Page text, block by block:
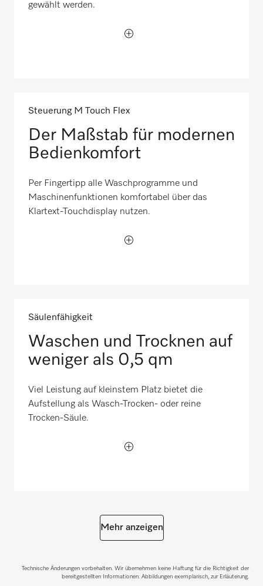
gewählt werden.
Steuerung M Touch Flex
Der Maßstab für modernen
Bedienkomfort
Per Fingertipp alle Waschprogramme und
Maschinenfunktionen komfortabel über das
Klartext-Touchdisplay nutzen.
Säulenfähigkeit
Waschen und Trocknen auf
weniger als 0,5 qm
Viel Leistung auf kleinstem Platz bietet die
Aufstellung als Wasch-Trocken- oder reine
Trocken-Säule.
Mehr anzeigen
Technische Änderungen vorbehalten. Wir übernehmen keine Haftung für die Richtigkeit der
bereitgestellten Informationen. Abbildungen exemplarisch, zur Erläuterung.